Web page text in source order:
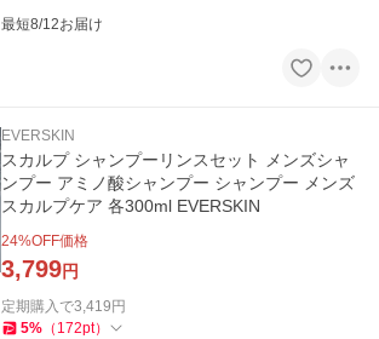
最短8/12お届け
EVERSKIN
スカルプ シャンプーリンスセット メンズシャ
ンプー アミノ酸シャンプー シャンプー メンズ
スカルプケア 各300ml EVERSKIN
24%OFF価格
3,799円
定期購入で3,419 円
5% （ 172pt）